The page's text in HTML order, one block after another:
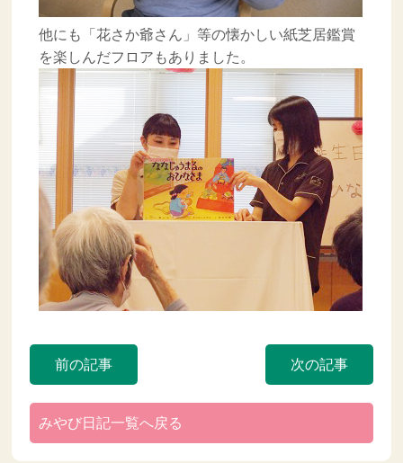
他にも「花さか爺さん」等の懐かしい紙芝居鑑賞
を楽しんだフロアもありました。
前の記事 次の記事
みやび日記一覧へ戻る